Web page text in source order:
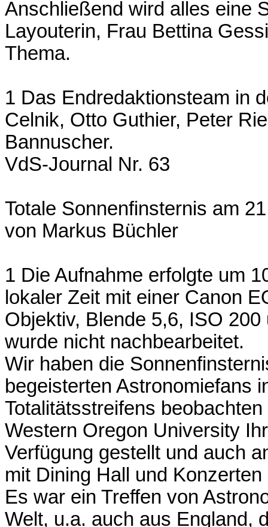
Anschließend wird alles eine
Layouterin, Frau Bettina
Thema.
1 Das Endredaktionsteam in
Celnik, Otto Guthier, Peter
Bannuscher.
VdS-Journal Nr. 63
Totale Sonnenfinsternis am
von Markus Büchler
1 Die Aufnahme erfolgte um
lokaler Zeit mit einer Canon
Objektiv, Blende 5,6, ISO
wurde nicht nachbearbeitet.
Wir haben die
begeisterten Astronomiefans
Totalitätsstreifens
Western Oregon University
Verfügung gestellt und auch
mit Dining Hall und
Es war ein Treffen von
Welt, u.a. auch aus England,